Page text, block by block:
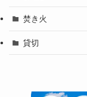
焚き火
貸切